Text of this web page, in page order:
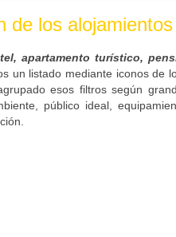
de los
apartamento turístico,
un listado mediante iconos de
esos filtros según
público ideal,